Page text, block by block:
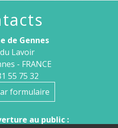
de Gennes
Lavoir
- FRANCE
55 75 32
formulaire
au public :